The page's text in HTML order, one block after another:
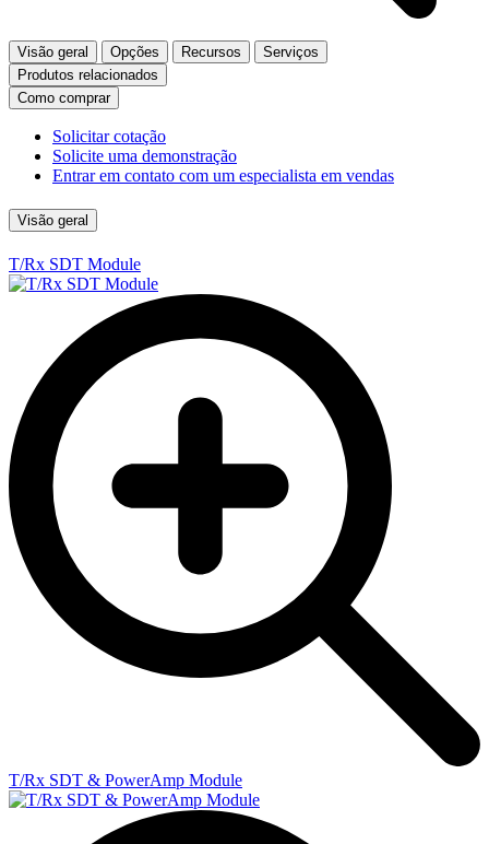
Visão geral Opções Recursos
Serviços
Produtos relacionados
Como comprar
Solicitar cotação
Solicite uma demonstração
Entrar em contato com um especialista em vendas
Visão geral
T/Rx SDT Module
T/Rx SDT & PowerAmp Module